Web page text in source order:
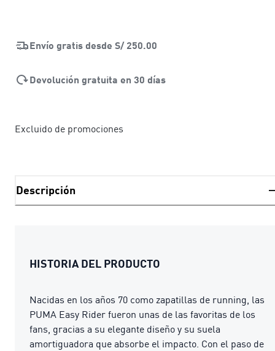
Envío gratis desde S/ 250.00
Devolución gratuita en 30 días
Excluido de promociones
Descripción
HISTORIA DEL PRODUCTO
Nacidas en los años 70 como zapatillas de running, las
PUMA Easy Rider fueron unas de las favoritas de los
fans, gracias a su elegante diseño y su suela
amortiguadora que absorbe el impacto. Con el paso de